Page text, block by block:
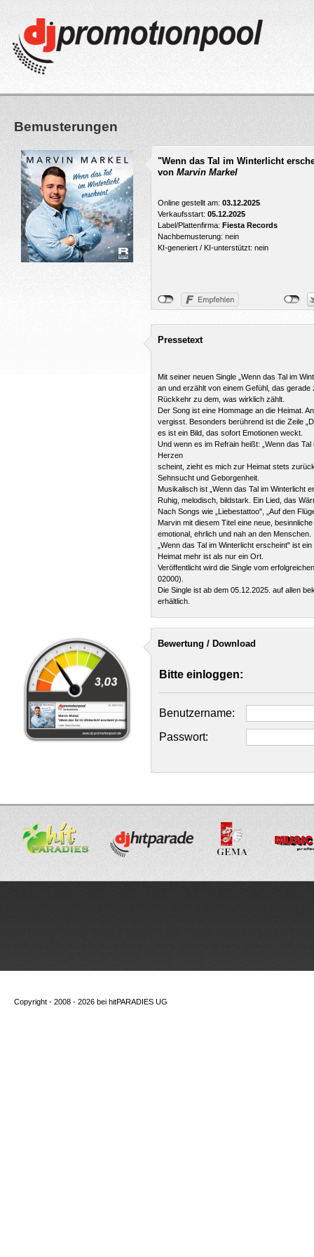
Bemusterungen
"Wenn das Tal im Winterlicht
von Marvin Markel
Online gestellt am: 03.12.2025
Verkaufsstart: 05.12.2025
Label/Plattenfirma: Fiesta Records
Nachbemusterung: nein
KI-generiert / KI-unterstützt: nein
Pressetext
Mit seiner neuen Single „Wenn das Tal im
an und erzählt von einem Gefühl, das
Rückkehr zu dem, was wirklich zählt.
Der Song ist eine Hommage an die Heimat.
vergisst. Besonders berührend ist die Zeile
es ist ein Bild, das sofort Emotionen weckt.
Und wenn es im Refrain heißt: „Wenn das
Herzen
scheint, zieht es mich zur Heimat stets
Sehnsucht und Geborgenheit.
Musikalisch ist „Wenn das Tal im Winterlicht
Ruhig, melodisch, bildstark. Ein Lied, das
Nach Songs wie „Liebestattoo", „Auf den
Marvin mit diesem Titel eine neue,
emotional, ehrlich und nah an den Menschen.
„Wenn das Tal im Winterlicht erscheint" ist
Heimat mehr ist als nur ein Ort.
Veröffentlicht wird die Single vom
02000).
Die Single ist ab dem 05.12.2025. auf allen
erhältlich.
Bewertung / Download
Bitte einloggen:
Benutzername:
Passwort:
Copyright - 2008 - 2026 bei hitPARADIES UG